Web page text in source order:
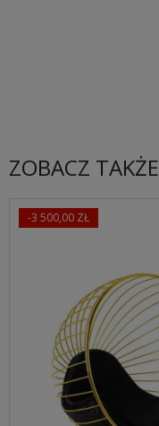
ZOBACZ TAKŻE
-3 500,00 ZŁ